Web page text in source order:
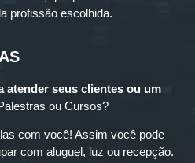
profissão escolhida.
atender seus clientes ou um
ou Cursos?
com você! Assim você pode
com aluguel, luz ou recepção.